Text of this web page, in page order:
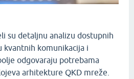
su detaljnu analizu dostupnih
kvantnih komunikacija i
odgovaraju potrebama
arhitekture QKD mreže.